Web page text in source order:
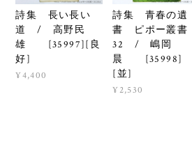
詩集 長い長い
道 / 高野民
雄 [35997][良
好]
¥4,400
詩集 青春の遺
書 ピポー叢書
32 / 嶋岡
晨 [35998]
[並]
¥2,530